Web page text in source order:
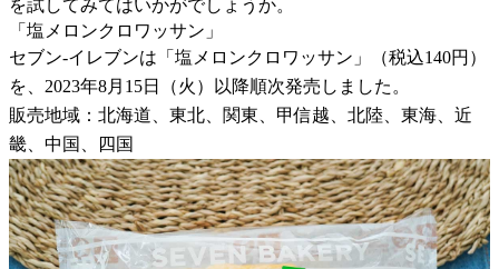
を試してみてはいかがでしょうか。
「塩メロンクロワッサン」
セブン-イレブンは「塩メロンクロワッサン」（税込140円）
を、2023年8月15日（火）以降順次発売しました。
販売地域：北海道、東北、関東、甲信越、北陸、東海、近
畿、中国、四国